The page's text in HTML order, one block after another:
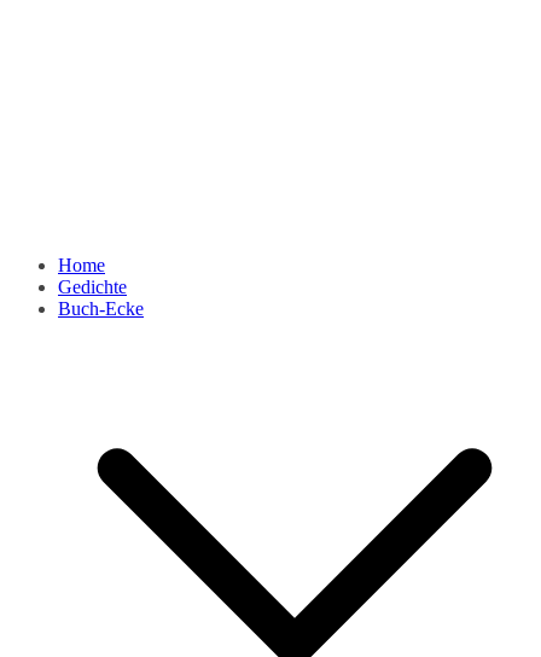
Home
Gedichte
Buch-Ecke